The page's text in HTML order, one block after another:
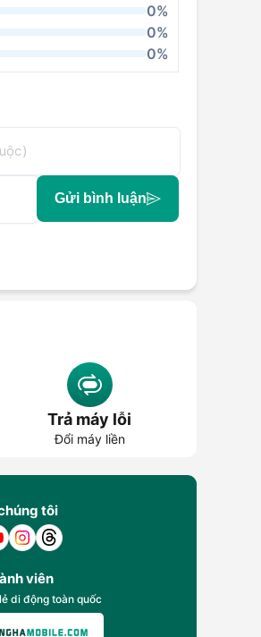
0%
0%
0%
Gửi bình luận
Trả máy lỗi
Đổi máy liền
tôi
viên
di động toàn quốc